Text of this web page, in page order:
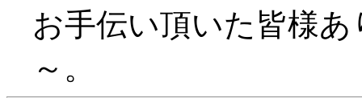
お手伝い頂いた皆様
～。